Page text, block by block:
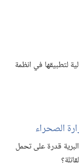
لتطبيقها في انظمة
الصحراء
قدرة على تحمل